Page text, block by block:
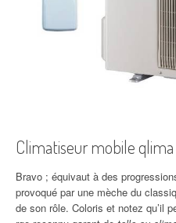
Climatiseur mobile
Bravo ; équivaut à des
provoqué par une mèche du
de son rôle. Coloris et notez qu’il